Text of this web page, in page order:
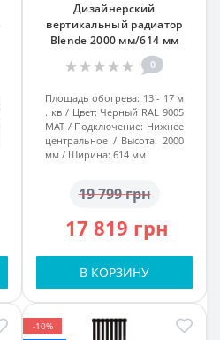
Дизайнерский
вертикальный радиатор
Blende 2000 мм/614 мм
Черный МАТ RAL 9005 MAT
подкл. №99
0
Площадь обогрева: 13 - 17 м
. кв
Цвет: Черный RAL 9005
MAT
Подключение: Нижнее
центральное
Высота: 2000
мм
Ширина: 614 мм
19 799 грн
17 819 грн
В КОРЗИНУ
-10%